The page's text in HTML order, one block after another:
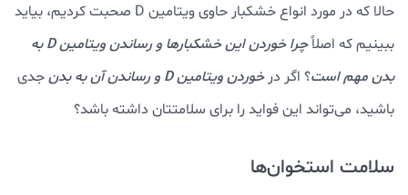
حالا که در مورد انواع خشکبار حاوی ویتامین D صحبت کردیم، بیاید
ببینیم که اصلاً
چرا خوردن این خشکبارها و رساندن ویتامین D به
بدن مهم است؟ اگر درخوردن ویتامین D و رساندن آن به بدن
جدی
باشید، می‌تواند این فواید را برای سلامتتان داشته باشد؟
سلامت استخوان‌ها